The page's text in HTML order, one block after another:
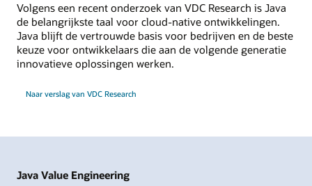
Volgens een recent onderzoek van VDC Research is Java
de belangrijkste taal voor cloud-native ontwikkelingen.
Java blijft de vertrouwde basis voor bedrijven en de beste
keuze voor ontwikkelaars die aan de volgende generatie
innovatieve oplossingen werken.
Naar verslag van VDC Research
Java Value Engineering